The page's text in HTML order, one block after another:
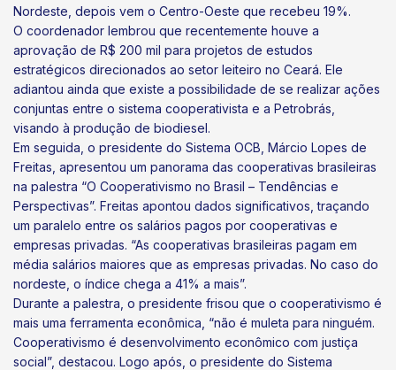
Nordeste, depois vem o Centro-Oeste que recebeu 19%.
O coordenador lembrou que recentemente houve a
aprovação de R$ 200 mil para projetos de estudos
estratégicos direcionados ao setor leiteiro no Ceará. Ele
adiantou ainda que existe a possibilidade de se realizar ações
conjuntas entre o sistema cooperativista e a Petrobrás,
visando à produção de biodiesel.
Em seguida, o presidente do Sistema OCB, Márcio Lopes de
Freitas, apresentou um panorama das cooperativas brasileiras
na palestra “O Cooperativismo no Brasil – Tendências e
Perspectivas”. Freitas apontou dados significativos, traçando
um paralelo entre os salários pagos por cooperativas e
empresas privadas. “As cooperativas brasileiras pagam em
média salários maiores que as empresas privadas. No caso do
nordeste, o índice chega a 41% a mais”.
Durante a palestra, o presidente frisou que o cooperativismo é
mais uma ferramenta econômica, “não é muleta para ninguém.
Cooperativismo é desenvolvimento econômico com justiça
social”, destacou. Logo após, o presidente do Sistema